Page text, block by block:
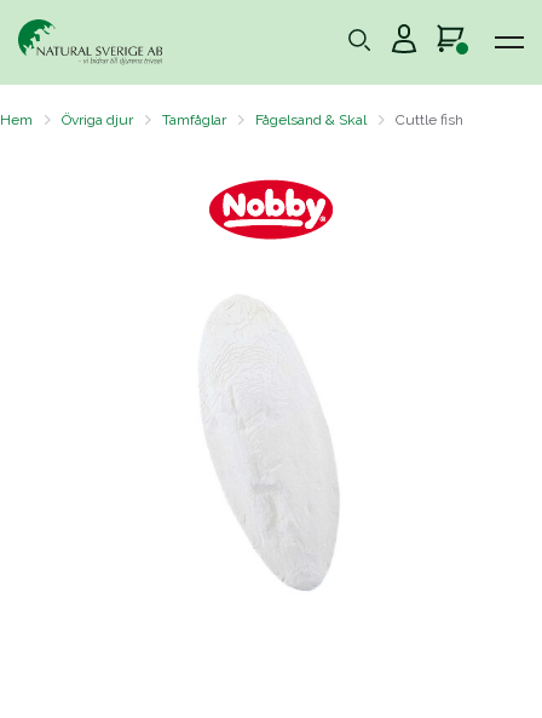
Hem Övriga djur Tamfåglar Fågelsand & Skal Cuttle fish